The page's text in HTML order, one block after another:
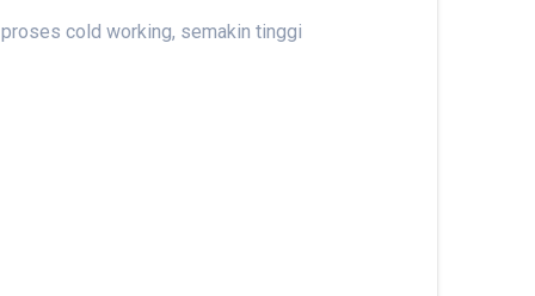
cold working, semakin tinggi